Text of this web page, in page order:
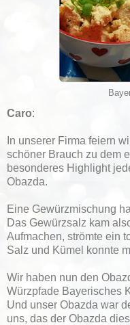
Caro:
In unserer Firma feiern
schöner Brauch zu dem
besonderes Highlight
Obazda.
Eine Gewürzmischung
Das Gewürzsalz kam
Aufmachen, strömte ein
Salz und Kümel konnte
Wir haben nun den
Würzpfade Bayerisches
Und unser Obazda war
uns, das der Obazda